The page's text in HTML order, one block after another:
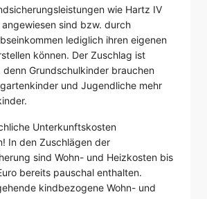
wie Hartz IV
sind bzw. durch
lediglich ihren eigenen
können. Der Zuschlag ist
Grundschulkinder brauchen
und Jugendliche mehr
Unterkunftskosten
In den Zuschlägen der
sind Wohn- und Heizkosten bis
bereits pauschal enthalten.
kindbezogene Wohn- und